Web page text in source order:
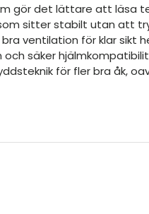
gör det lättare att läsa
sitter stabilt utan att
ventilation för klar sikt
och säker
för fler bra åk,